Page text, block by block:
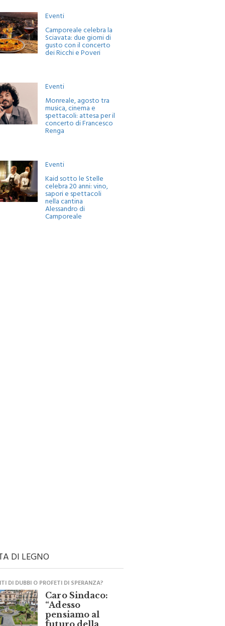
Eventi
Camporeale celebra la
Sciavata: due giorni di
gusto con il concerto
dei Ricchi e Poveri
Eventi
Monreale, agosto tra
musica, cinema e
spettacoli: attesa per il
concerto di Francesco
Renga
Eventi
Kaid sotto le Stelle
celebra 20 anni: vino,
sapori e spettacoli
nella cantina
Alessandro di
Camporeale
DI LEGNO
DI DUBBI O PROFETI DI SPERANZA?
Caro Sindaco:
“Adesso
pensiamo al